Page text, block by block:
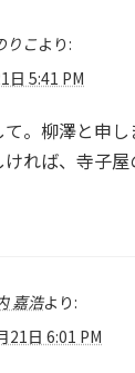
りこより:
日 5:41 PM
。柳澤と申し
れば、寺子屋
嘉浩より:
21日 6:01 PM